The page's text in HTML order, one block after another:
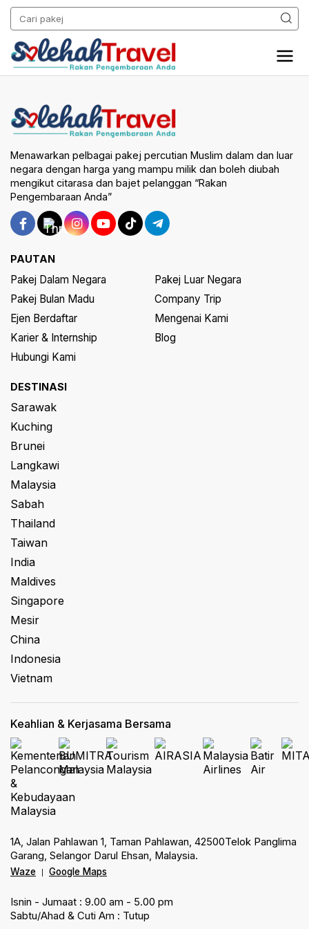
Menawarkan pelbagai pakej percutian Muslim dalam dan luar
negara dengan harga yang mampu milik dan boleh diubah
mengikut citarasa dan bajet pelanggan “Rakan
Pengembaraan Anda”
PAUTAN
Pakej Dalam Negara
Pakej Luar Negara
Pakej Bulan Madu
Company Trip
Ejen Berdaftar
Mengenai Kami
Karier & Internship
Blog
Hubungi Kami
DESTINASI
Sarawak
Kuching
Brunei
Langkawi
Malaysia
Sabah
Thailand
Taiwan
India
Maldives
Singapore
Mesir
China
Indonesia
Vietnam
Keahlian & Kerjasama Bersama
1A, Jalan Pahlawan 1, Taman Pahlawan, 42500Telok Panglima
Garang, Selangor Darul Ehsan, Malaysia.
Waze Google Maps
Isnin - Jumaat : 9.00 am - 5.00 pm
Sabtu/Ahad & Cuti Am : Tutup